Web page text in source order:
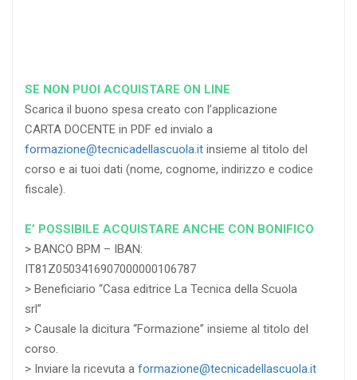
SE NON PUOI ACQUISTARE ON LINE
Scarica il buono spesa creato con l’applicazione
CARTA DOCENTE in PDF ed invialo a
formazione@tecnicadellascuola.it insieme al titolo del
corso e ai tuoi dati (nome, cognome, indirizzo e codice
fiscale).
E’ POSSIBILE ACQUISTARE ANCHE CON BONIFICO
> BANCO BPM – IBAN:
IT81Z0503416907000000106787
> Beneficiario “Casa editrice La Tecnica della Scuola
srl”
> Causale la dicitura “Formazione” insieme al titolo del
corso.
> Inviare la ricevuta a formazione@tecnicadellascuola.it